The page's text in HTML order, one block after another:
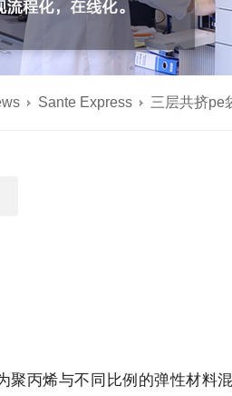
Sante Express 三层共挤pe
丙烯与不同比例的弹性材料混